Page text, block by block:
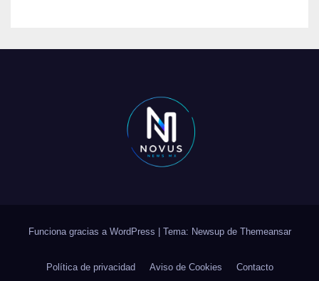
Funciona gracias a WordPress Tema: Newsup de Themeansar
Política de privacidad Aviso de Cookies Contacto